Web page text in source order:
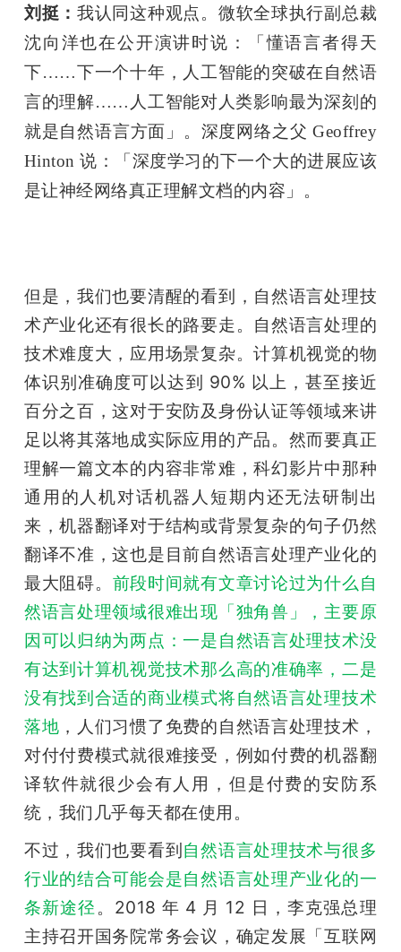
刘挺：我认同这种观点。微软全球执行副总裁
沈向洋也在公开演讲时说：「懂语言者得天
下……下一个十年，人工智能的突破在自然语
言的理解……人工智能对人类影响最为深刻的
就是自然语言方面」。深度网络之父 Geoffrey
Hinton 说：「深度学习的下一个大的进展应该
是让神经网络真正理解文档的内容」。
但是，我们也要清醒的看到，自然语言处理技
术产业化还有很长的路要走。自然语言处理的
技术难度大，应用场景复杂。计算机视觉的物
体识别准确度可以达到 90% 以上，甚至接近
百分之百，这对于安防及身份认证等领域来讲
足以将其落地成实际应用的产品。然而要真正
理解一篇文本的内容非常难，科幻影片中那种
通用的人机对话机器人短期内还无法研制出
来，机器翻译对于结构或背景复杂的句子仍然
翻译不准，这也是目前自然语言处理产业化的
最大阻碍。 前段时间就有文章讨论过为什么自
然语言处理领域很难出现「独角兽」，主要原
因可以归纳为两点：一是自然语言处理技术没
有达到计算机视觉技术那么高的准确率，二是
没有找到合适的商业模式将自然语言处理技术
落地 ，人们习惯了免费的自然语言处理技术，
对付付费模式就很难接受，例如付费的机器翻
译软件就很少会有人用，但是付费的安防系
统，我们几乎每天都在使用。
不过，我们也要看到自然语言处理技术与很多
行业的结合可能会是自然语言处理产业化的一
条新途径。2018 年 4 月 12 日，李克强总理
主持召开国务院常务会议，确定发展「互联网